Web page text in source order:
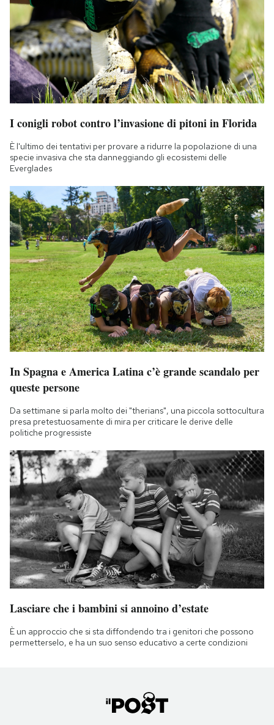
I conigli robot contro l’invasione di pitoni in Florida
È l'ultimo dei tentativi per provare a ridurre la popolazione di una
specie invasiva che sta danneggiando gli ecosistemi delle
Everglades
In Spagna e America Latina c’è grande scandalo per
queste persone
Da settimane si parla molto dei "therians", una piccola sottocultura
presa pretestuosamente di mira per criticare le derive delle
politiche progressiste
Lasciare che i bambini si annoino d’estate
È un approccio che si sta diffondendo tra i genitori che possono
permetterselo, e ha un suo senso educativo a certe condizioni